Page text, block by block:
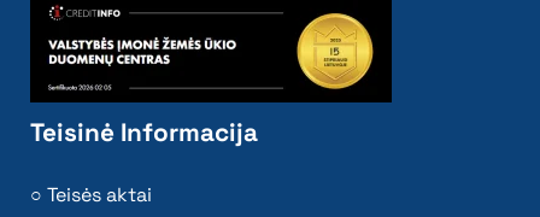
Teisinė Informacija
Teisės aktai